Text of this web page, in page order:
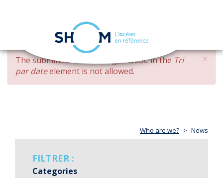
Skip
main
content
navigation
×
ERROR
MESSAGE
The submitted value changed DESCin the Tri
par dateelement is not allowed.
Who are we? News
FILTRER :
Categories